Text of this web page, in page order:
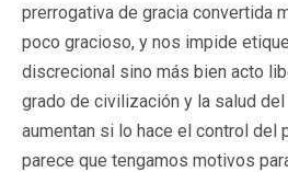
prerrogativa de gracia convertida
poco gracioso, y nos impide
discrecional sino más bien acto
grado de civilización y la salud
aumentan si lo hace el control del
parece que tengamos motivos